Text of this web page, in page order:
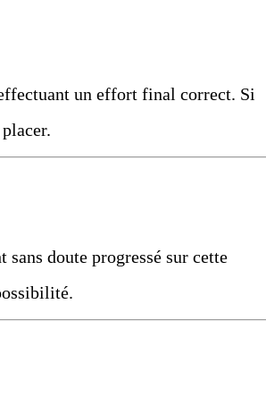
un effort final correct. Si
doute progressé sur cette